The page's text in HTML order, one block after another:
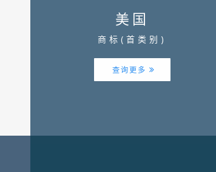
美国
商标(首类别)
查询更多